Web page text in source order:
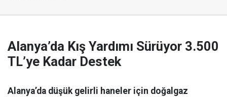
Alanya’da Kış Yardımı Sürüyor 3.500
TL’ye Kadar Destek
Alanya’da düşük gelirli haneler için doğalgaz